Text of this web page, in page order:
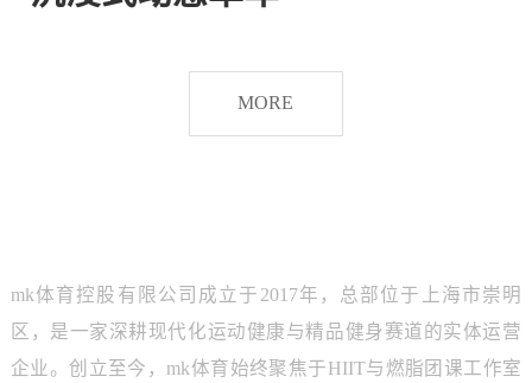
燃
MORE
mk体育控股有限公司成立于2017年，总部位于上海市崇明
区，是一家深耕现代化运动健康与精品健身赛道的实体运营
企业。创立至今，mk体育始终聚焦于HIIT与燃脂团课工作室